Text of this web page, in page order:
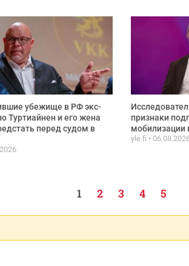
убежище в РФ экс-
Туртиайнен и его жена
перед судом в
признаки
мобилизации
yle.fi
1 2 3 4 5